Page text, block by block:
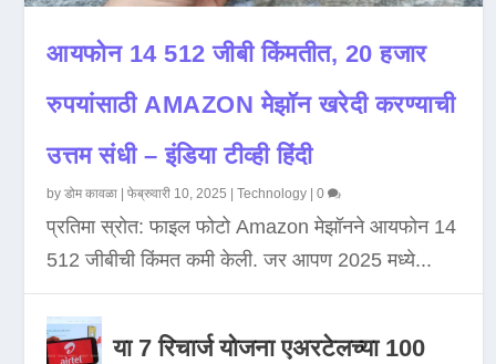
आयफोन 14 512 जीबी किंमतीत, 20 हजार
रुपयांसाठी AMAZON मेझॉन खरेदी करण्याची
उत्तम संधी – इंडिया टीव्ही हिंदी
byडोम कावळा |फेब्रुवारी 10, 2025 |Technology |0
प्रतिमा स्रोत: फाइल फोटो Amazon मेझॉनने आयफोन 14
512 जीबीची किंमत कमी केली. जर आपण 2025 मध्ये...
या 7 रिचार्ज योजना एअरटेलच्या 100